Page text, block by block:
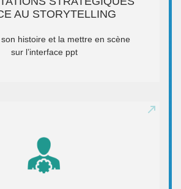
AU STORYTELLING
histoire et la mettre en scène
sur l’interface ppt
Public cible : Managers & commerciaux...
– CONNAISSANCE DU